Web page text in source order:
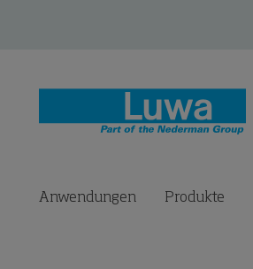
Anwendungen Produkte